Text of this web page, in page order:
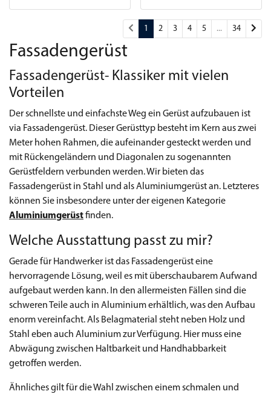
1 2 3 4 5 ... 34
Fassadengerüst
Fassadengerüst- Klassiker mit vielen
Vorteilen
Der schnellste und einfachste Weg ein Gerüst aufzubauen ist
via Fassadengerüst. Dieser Gerüsttyp besteht im Kern aus zwei
Meter hohen Rahmen, die aufeinander gesteckt werden und
mit Rückengeländern und Diagonalen zu sogenannten
Gerüstfeldern verbunden werden. Wir bieten das
Fassadengerüst in Stahl und als Aluminiumgerüst an. Letzteres
können Sie insbesondere unter der eigenen Kategorie
Aluminiumgerüstfinden.
Welche Ausstattung passt zu mir?
Gerade für Handwerker ist das Fassadengerüst eine
hervorragende Lösung, weil es mit überschaubarem Aufwand
aufgebaut werden kann. In den allermeisten Fällen sind die
schweren Teile auch in Aluminium erhältlich, was den Aufbau
enorm vereinfacht. Als Belagmaterial steht neben Holz und
Stahl eben auch Aluminium zur Verfügung. Hier muss eine
Abwägung zwischen Haltbarkeit und Handhabbarkeit
getroffen werden.
Ähnliches gilt für die Wahl zwischen einem schmalen und